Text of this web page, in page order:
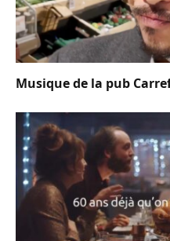
Musique de la pub